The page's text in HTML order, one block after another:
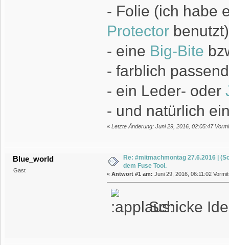
- Folie (ich habe
Protector
- eine Big-Bite
- farblich
- ein Leder- oder
- und natürlich
« Letzte Änderung: Juni 29, 2016, 02:05:47
Blue_world
Gast
Re: #mitmachmontag 27.6.2016 |
dem Fuse Tool.
« Antwort #1 am: Juni 29, 2016, 06:11:02
Schicke